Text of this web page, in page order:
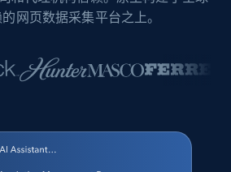
网页数据采集平台之上。